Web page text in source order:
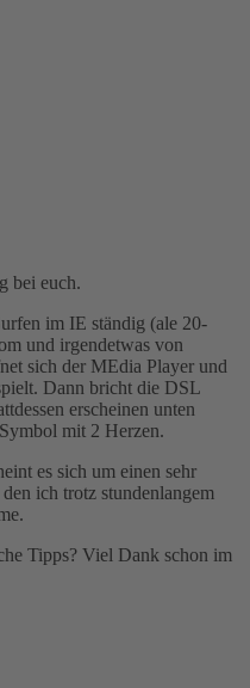
bei euch.
im IE ständig (ale 20-
und irgendetwas von
sich der MEdia Player und
Dann bricht die DSL
erscheinen unten
mit 2 Herzen.
es sich um einen sehr
ich trotz stundenlangem
Tipps? Viel Dank schon im